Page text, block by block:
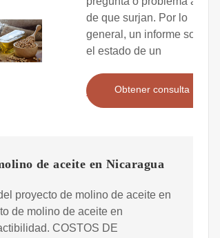
de que surjan. Por lo
general, un informe sobre
el estado de un
Obtener consulta
de aceite en Nicaragua
proyecto de molino de aceite en
de molino de aceite en
COSTOS DE